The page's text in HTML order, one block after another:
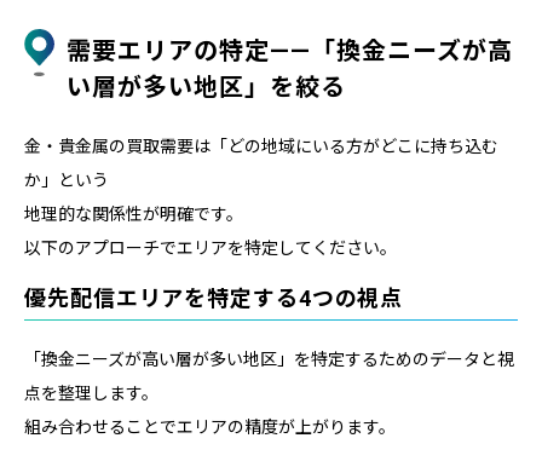
需要エリアの特定——「換金ニーズが高
い層が多い地区」を絞る
金・貴金属の買取需要は「どの地域にいる方がどこに持ち込む
か」という
地理的な関係性が明確です。
以下のアプローチでエリアを特定してください。
優先配信エリアを特定する4つの視点
「換金ニーズが高い層が多い地区」を特定するためのデータと視
点を整理します。
組み合わせることでエリアの精度が上がります。